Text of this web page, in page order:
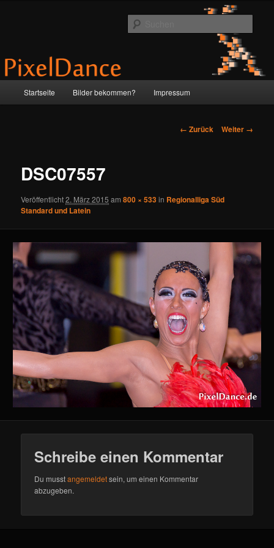
PixelDance
Startseite Bilder bekommen? Impressum
Bilder-
← Zurück Weiter →
DSC07557
Veröffentlicht2. März 2015 am800 × 533in Regionalliga Süd
Standard und Latein
Schreibe einen Kommentar
Du musstangemeldetsein, um einen Kommentar
abzugeben.